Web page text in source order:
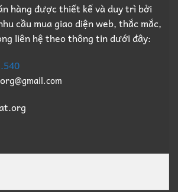
hàng được thiết kế và duy trì bởi
cầu mua giao diện web, thắc mắc,
liên hệ theo thông tin dưới đây:
@gmail.com